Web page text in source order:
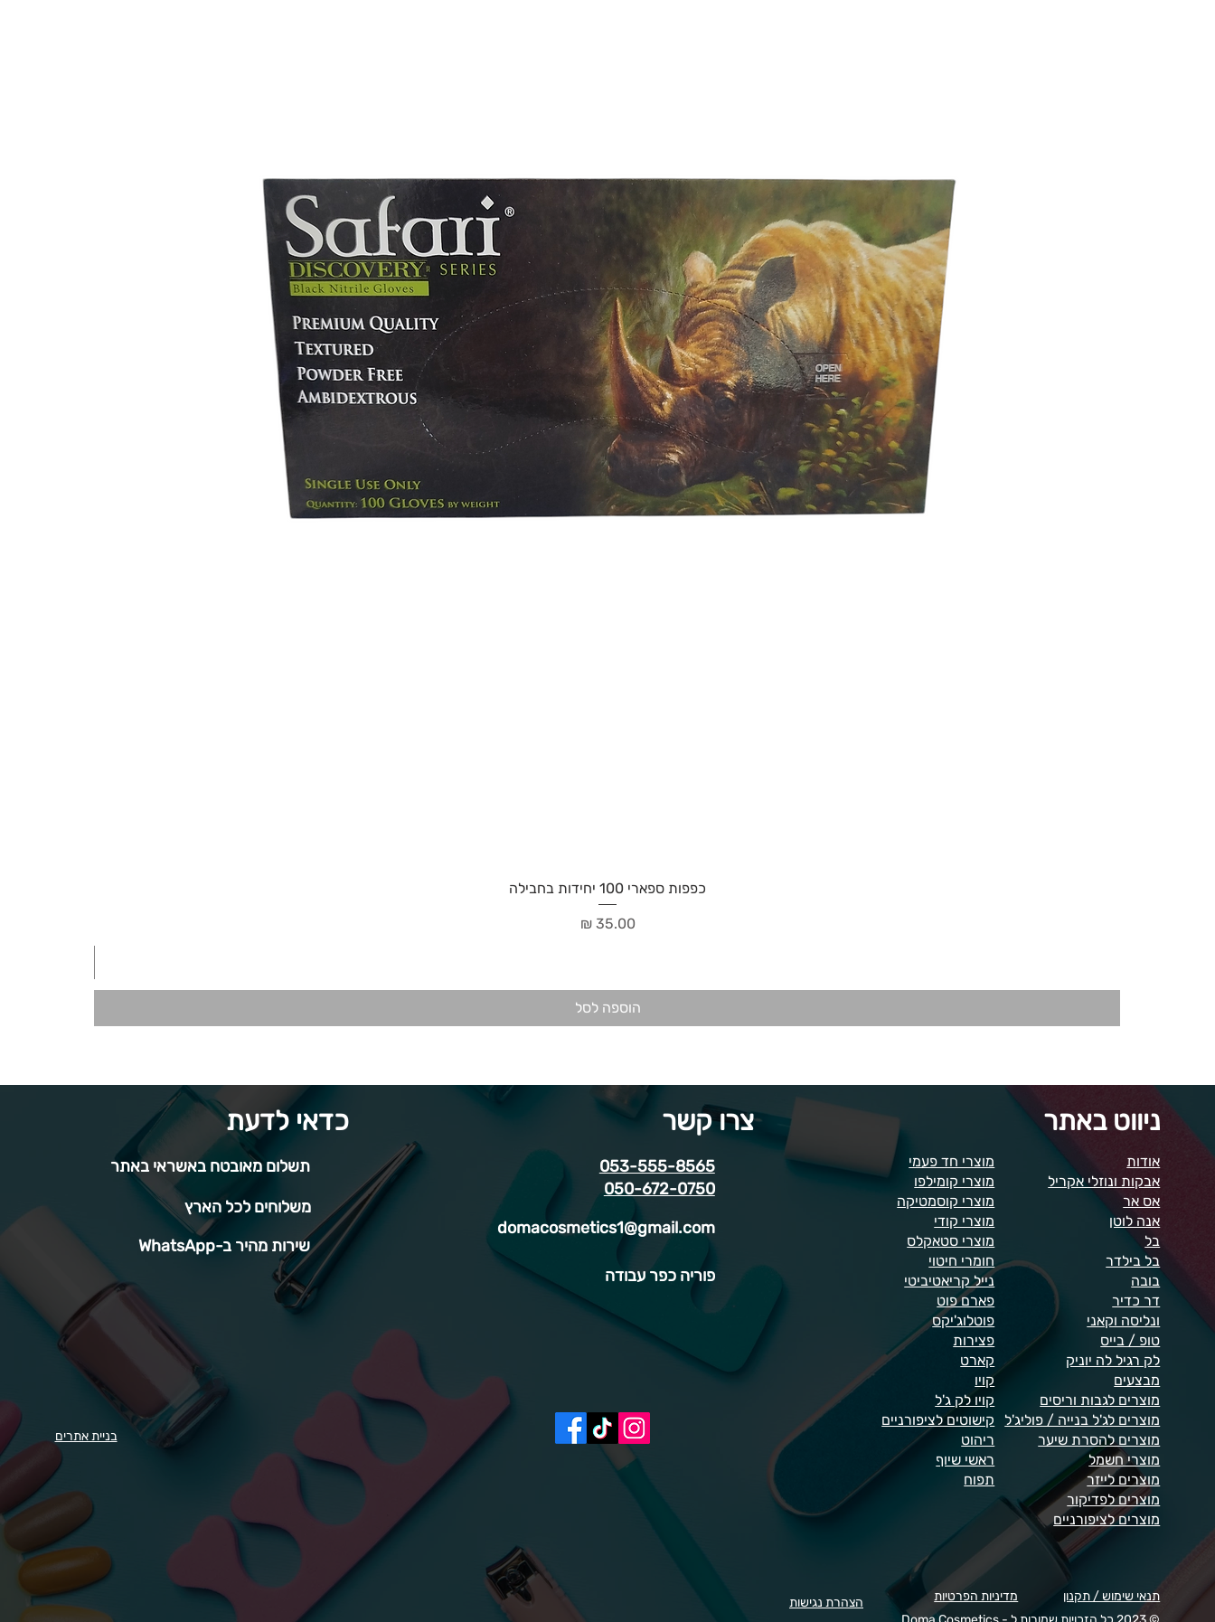
כפפות ספארי 100 יחידות בחבילה
מחיר‏35.00 ‏₪
הוספה לסל
כדאי לדעת
תשלום מאובטח באשראי באתר
משלוחים לכל הארץ
שירות מהיר ב-WhatsApp
בניית אתרים
צרו קשר
053-555-8565
050-672-0750
domacosmetics1@gmail.com
פוריה כפר עבודה
ניווט באתר
מוצרי חד פעמי
מוצרי קומילפו
מוצרי קוסמטיקה
מוצרי קודי
מוצרי סטאקלס
חומרי חיטוי
נייל קריאטיביטי
פארם פוט
פוטלוג'יקס
פצירות
קארט
קויו
קויו לק ג'ל
קישוטים לציפורניים
ריהוט
ראשי שיוף
תפוח
אודות
אבקות ונוזלי אקריל
אס אר
אנה לוטן
בל
בל בילדר
בובה
דר כדיר
ונליסה וקאני
טופ / בייס
לק רגיל לה יוניק
מבצעים
מוצרים לגבות וריסים
מוצרים לג'ל בנייה / פוליג'ל
מוצרים להסרת שיער
מוצרי חשמל
מוצרים לייזר
מוצרים לפדיקור
מוצרים לציפורניים
מדיניות הפרטיות
תנאי שימוש / תקנון
הצהרת נגישות